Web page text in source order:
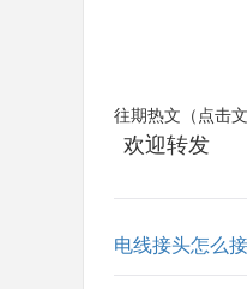
往期热文（点击
欢迎转发
电线接头怎么